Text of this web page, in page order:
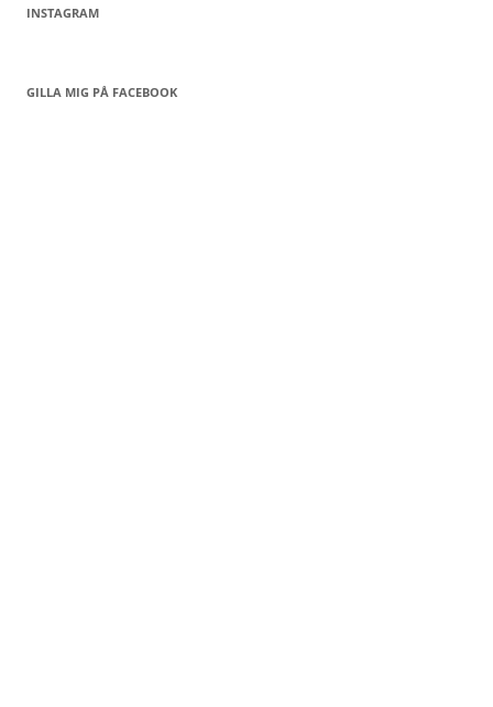
INSTAGRAM
GILLA MIG PÅ FACEBOOK